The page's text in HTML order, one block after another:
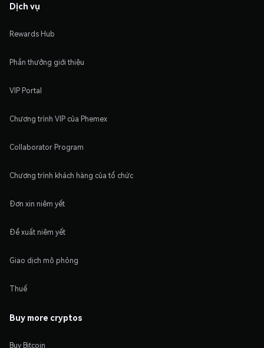
Dịch vụ
Rewards Hub
Phần thưởng giới thiệu
VIP Portal
Chương trình VIP của Phemex
Collaborator Program
Chương trình khách hàng của tổ chức
Đơn xin niêm yết
Đề xuất niêm yết
Giao dịch mô phỏng
Thuế
Buy more cryptos
Buy Bitcoin